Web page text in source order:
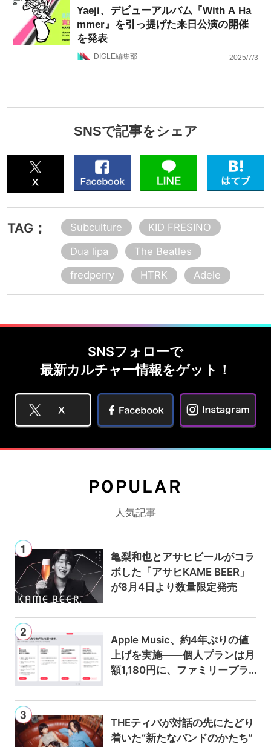
Yaeji、デビューアルバム『With A Ha
mmer』を引っ提げた来日公演の開催
を発表
DIGLE編集部 2025/7/3
SNSで記事をシェア
TAG； Subculture
KID FRESINO
Dua lipa
The Beatles
fredperry
HTRK Adele
SNSフォローで
最新カルチャー情報をゲット！
POPULAR
人気記事
亀梨和也とアサヒビールがコラ
ボした「アサヒKAME BEER」
が8月4日より数量限定発売
Apple Music、約4年ぶりの値
上げを実施——個人プランは月
額1,180円に、ファミリープラ
THEティバが対話の先にたどり
着いた“新たなバンドのかたち”